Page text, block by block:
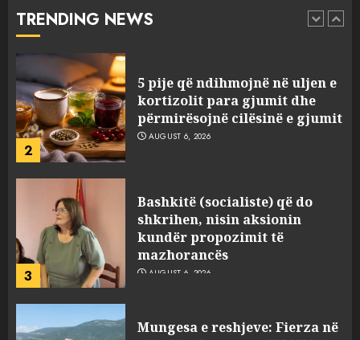
TRENDING NEWS
1 AUGUST 6, 2026
2
5 pije që ndihmojnë në uljen e
kortizolit para gjumit dhe
përmirësojnë cilësinë e gjumit
AUGUST 6, 2026
3
Bashkitë (socialiste) që do
shkrihen, nisin aksionin
kundër propozimit të
mazhorancës
AUGUST 6, 2026
Mungesa e reshjeve: Fierza në